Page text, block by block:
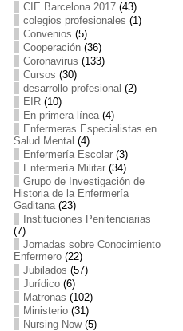
CIE Barcelona 2017(43)
colegios profesionales (1)
Convenios (5)
Cooperación(36)
Coronavirus (133)
Cursos (30)
desarrollo profesional (2)
EIR(10)
En primera línea(4)
Enfermeras Especialistas en
Salud Mental (4)
Enfermería Escolar(3)
Enfermería Militar(34)
Grupo de Investigación de
Historia de la Enfermería
Gaditana(23)
Instituciones Penitenciarias
(7)
Jornadas sobre Conocimiento
Enfermero(22)
Jubilados (57)
Jurídico(6)
Matronas (102)
Ministerio(31)
Nursing Now(5)